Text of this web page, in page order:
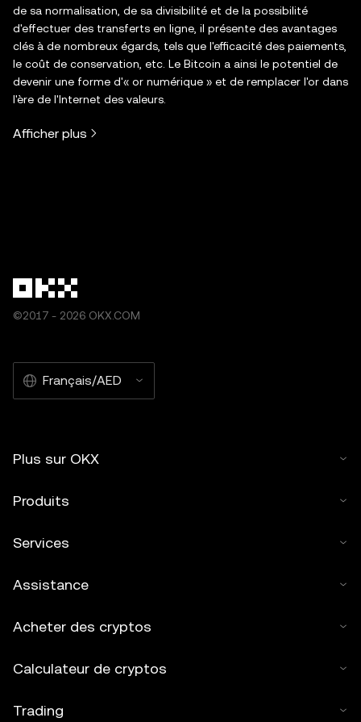
de sa normalisation, de sa divisibilité et de la possibilité
d'effectuer des transferts en ligne, il présente des avantages
clés à de nombreux égards, tels que l'efficacité des paiements,
le coût de conservation, etc. Le Bitcoin a ainsi le potentiel de
devenir une forme d'« or numérique » et de remplacer l'or dans
l'ère de l'Internet des valeurs.
Afficher plus
©2017 - 2026 OKX.COM
Français/AED
Plus sur OKX
Produits
Services
Assistance
Acheter des cryptos
Calculateur de cryptos
Trading